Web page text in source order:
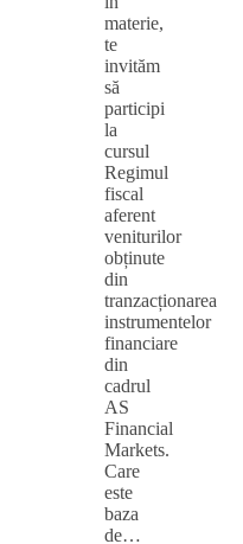
materie,
te
invităm
să
participi
la
cursul
Regimul
fiscal
aferent
veniturilor
obținute
din
tranzacționarea
instrumentelor
financiare
din
cadrul
AS
Financial
Markets.
Care
este
baza
de…